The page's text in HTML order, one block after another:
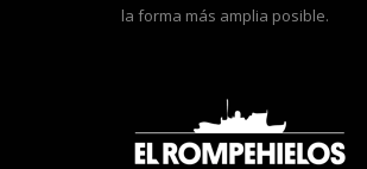
la forma más amplia posible.